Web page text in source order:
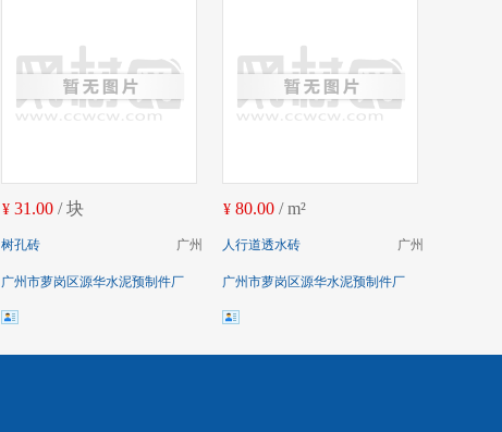
¥ 31.00 / 块
广州
树孔砖
广州市萝岗区源华水泥预制件厂
¥ 80.00 / m²
广州
人行道透水砖
广州市萝岗区源华水泥预制件厂